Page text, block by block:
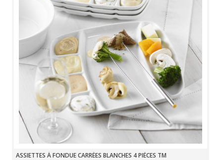
ASSIETTES À FONDUE CARRÉES BLANCHES 4 PIÈCES TM